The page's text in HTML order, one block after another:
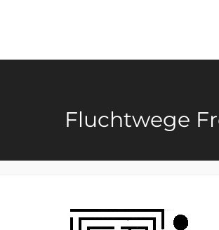
Fluchtwege